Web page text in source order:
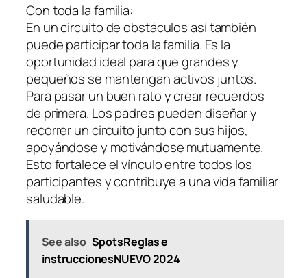
Con toda la familia:
En un circuito de obstáculos así también
puede participar toda la familia. Es la
oportunidad ideal para que grandes y
pequeños se mantengan activos juntos.
Para pasar un buen rato y crear recuerdos
de primera. Los padres pueden diseñar y
recorrer un circuito junto con sus hijos,
apoyándose y motivándose mutuamente.
Esto fortalece el vínculo entre todos los
participantes y contribuye a una vida familiar
saludable.
See also SpotsReglas e
instruccionesNUEVO 2024